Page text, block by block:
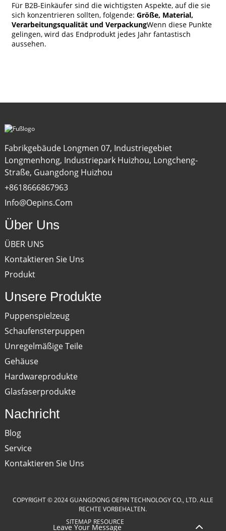
Für B2B-Einkäufer sind die wichtigsten Aspekte, auf die sie
sich konzentrieren sollten, folgende: Größe, Material,
Verarbeitungsqualität und VerpackungWenn diese Punkte
gelingen, wird das Endprodukt jedes Jahr fantastisch
aussehen.
Fabrikgebäude Longmen 07, Industriegebiet
Longmenhong, Industriepark Huizhou, Longcheng-
Straße, Guangdong Huizhou
+8618666867963
Info@oepins.com
Über Uns
ÜBER UNS
Kontaktieren Sie Uns
Produkt
Unsere Produkte
Puppenspielzeug
Schaufensterpuppen
Unregelmäßige Teile
Gehäuse
Hardwareprodukte
Glasfaserprodukte
Nachricht
Blog
Service
Kontaktieren Sie Uns
COPYRIGHT © 2024 GUANGDONG OEPIN TECHNOLOGY CO., LTD. ALLE
RECHTE VORBEHALTEN.
SITEMAP RESOURCE
Leave Your Message